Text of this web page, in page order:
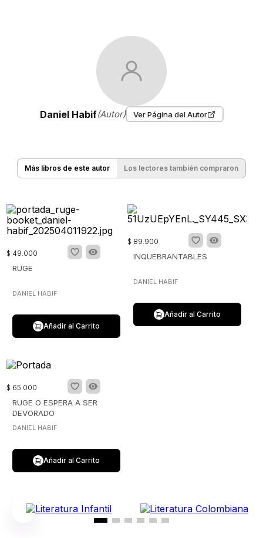
Daniel Habif(Autor) Ver Página del Autor
Más libros de este autor Los lectores también compraron
$ 49.000
RUGE
DANIEL HABIF
Añadir al Carrito
$ 89.900
INQUEBRANTABLES
DANIEL HABIF
Añadir al Carrito
$ 65.000
RUGE O ESPERA A SER
DEVORADO
DANIEL HABIF
Añadir al Carrito